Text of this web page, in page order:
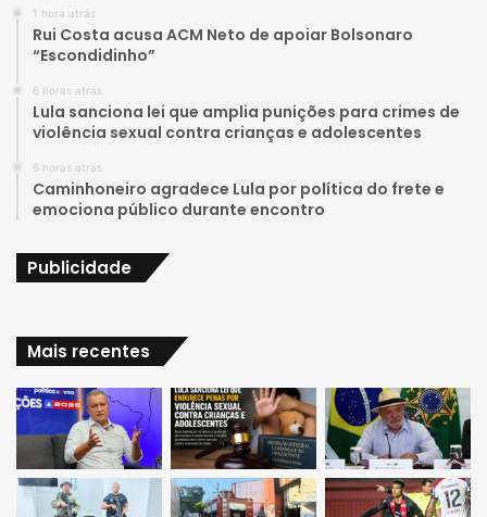
e
a
r
m
1 hora atrás
Rui Costa acusa ACM Neto de apoiar Bolsonaro
“Escondidinho”
6 horas atrás
Lula sanciona lei que amplia punições para crimes de
violência sexual contra crianças e adolescentes
6 horas atrás
Caminhoneiro agradece Lula por política do frete e
emociona público durante encontro
Publicidade
Mais recentes